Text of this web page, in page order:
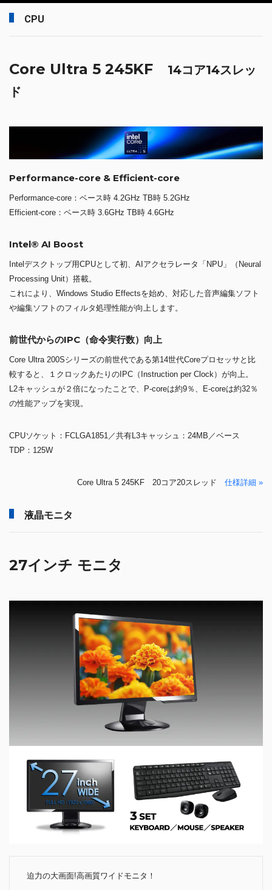
CPU
Core Ultra 5 245KF
14コア14スレッ
ド
Performance-core & Efficient-core
Performance-core：ベース時 4.2GHz TB時 5.2GHz
Efficient-core：ベース時 3.6GHz TB時 4.6GHz
Intel® AI Boost
Intelデスクトップ用CPUとして初、AIアクセラレータ「NPU」（Neural
Processing Unit）搭載。
これにより、Windows Studio Effectsを始め、対応した音声編集ソフト
や編集ソフトのフィルタ処理性能が向上します。
前世代からのIPC（命令実行数）向上
Core Ultra 200Sシリーズの前世代である第14世代Coreプロセッサと比
較すると、１クロックあたりのIPC（Instruction per Clock）が向上。
L2キャッシュが２倍になったことで、P-coreは約9％、E-coreは約32％
の性能アップを実現。
CPUソケット：FCLGA1851／共有L3キャッシュ：24MB／ベース
TDP：125W
Core Ultra 5 245KF 20コア20スレッド 仕様詳細 »
液晶モニタ
27インチ モニタ
迫力の大画面!高画質ワイドモニタ！